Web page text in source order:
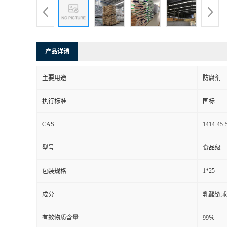
产品详请
主要用途 防腐剂
执行标准 国标
CAS 1414-45-
型号 食品级
包装规格 1*25
成分 乳酸链
有效物质含量 99％